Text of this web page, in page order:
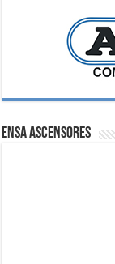
ENSA Ascensores